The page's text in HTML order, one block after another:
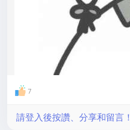
7
請登入後按讚、分享和留言！